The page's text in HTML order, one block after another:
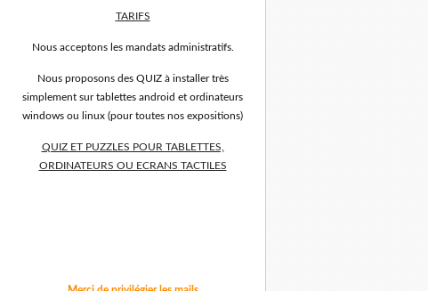
TARIFS
Nous acceptons les mandats administratifs.
Nous proposons des QUIZ à installer très
simplement sur tablettes android et ordinateurs
windows ou linux (pour toutes nos expositions)
QUIZ ET PUZZLES POUR TABLETTES,
ORDINATEURS OU ECRANS TACTILES